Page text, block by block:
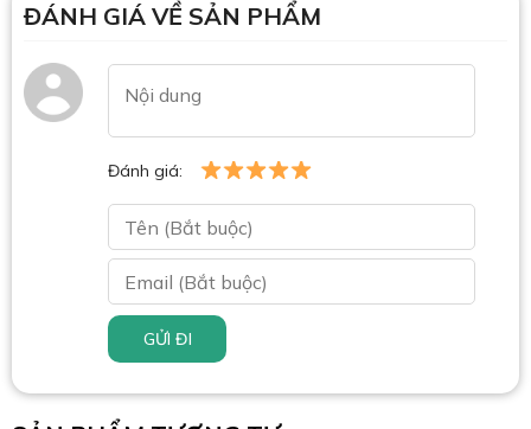
ĐÁNH GIÁ VỀ SẢN PHẨM
Đánh giá:
GỬI ĐI